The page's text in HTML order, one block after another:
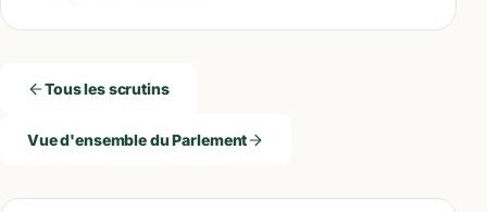
Tous les scrutins
Vue d'ensemble du Parlement